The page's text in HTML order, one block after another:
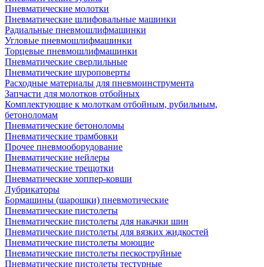
Пневматические молотки
Пневматические шлифовальные машинки
Радиальные пневмошлифмашинки
Угловые пневмошлифмашинки
Торцевые пневмошлифмашинки
Пневматические сверлильные
Пневматические шуроповерты
Расходные материалы для пневмоинструмента
Запчасти для молотков отбойных
Комплектующие к молоткам отбойным, рубильным,
бетоноломам
Пневматические бетоноломы
Пневматические трамбовки
Прочее пневмооборудование
Пневматические нейлеры
Пневматические трещотки
Пневматические хоппер-ковши
Лубрикаторы
Бормашины (шарошки) пневмотические
Пневматические пистолеты
Пневматические пистолеты для накачки шин
Пневматические пистолеты для вязких жидкостей
Пневматические пистолеты моющие
Пневматические пистолеты пескоструйные
Пневматические пистолеты тестурные